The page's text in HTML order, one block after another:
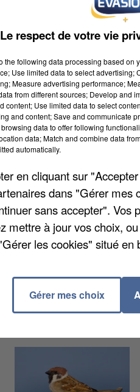
transit à Melun. Le
aussi "aux autres
du département de
la pression. Un rendez-
Gilles Battail. Pour
Le respect de votre vie
the following data processing based on
Use limited data to select
Measure advertising performance;
from different sources; Develop and
content; Use limited data to select
and content; Save and communicate
data to offer following
data; Match and combine data
automatically.
en cliquant sur
dans "Gérer mes
sans accepter". Vos
mettre à jour vos choix,
les cookies" situé en
Gérer mes choix